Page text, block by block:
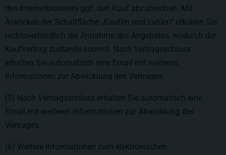
des Internetbrowsers ggf. den Kauf abzubrechen. Mit
Anklicken der Schaltfläche „Kaufen und zahlen“ erklären Sie
rechtsverbindlich die Annahme des Angebotes, wodurch der
Kaufvertrag zustande kommt. Nach Vertragsschluss
erhalten Sie automatisch eine Email mit weiteren
Informationen zur Abwicklung des Vertrages.
(5) Nach Vertragsschluss erhalten Sie automatisch eine
Email mit weiteren Informationen zur Abwicklung des
Vertrages.
(6) Weitere Informationen zum elektronischen